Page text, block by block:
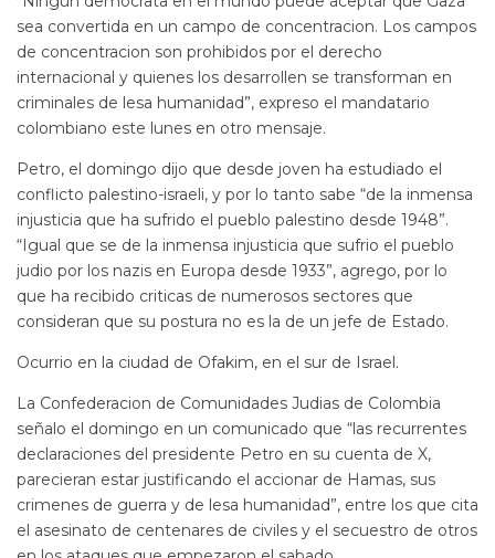
sea convertida en un campo de concentracion. Los campos
de concentracion son prohibidos por el derecho
internacional y quienes los desarrollen se transforman en
criminales de lesa humanidad”, expreso el mandatario
colombiano este lunes en otro mensaje.
Petro, el domingo dijo que desde joven ha estudiado el
conflicto palestino-israeli, y por lo tanto sabe “de la inmensa
injusticia que ha sufrido el pueblo palestino desde 1948”.
“Igual que se de la inmensa injusticia que sufrio el pueblo
judio por los nazis en Europa desde 1933”, agrego, por lo
que ha recibido criticas de numerosos sectores que
consideran que su postura no es la de un jefe de Estado.
Ocurrio en la ciudad de Ofakim, en el sur de Israel.
La Confederacion de Comunidades Judias de Colombia
señalo el domingo en un comunicado que “las recurrentes
declaraciones del presidente Petro en su cuenta de X,
parecieran estar justificando el accionar de Hamas, sus
crimenes de guerra y de lesa humanidad”, entre los que cita
el asesinato de centenares de civiles y el secuestro de otros